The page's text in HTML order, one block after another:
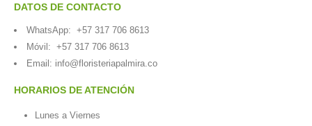
DATOS DE CONTACTO
WhatsApp: +57 317 706 8613
Móvil: +57 317 706 8613
Email: info@floristeriapalmira.co
HORARIOS DE ATENCIÓN
Lunes a Viernes